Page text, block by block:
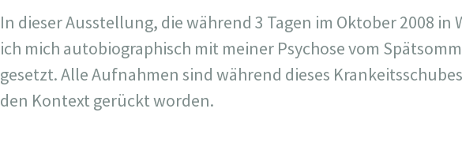
In dieser Ausstellung, die während 3 Tagen im Oktober 2008
ich mich autobiographisch mit meiner Psychose vom
gesetzt. Alle Aufnahmen sind während dieses
den Kontext gerückt worden.